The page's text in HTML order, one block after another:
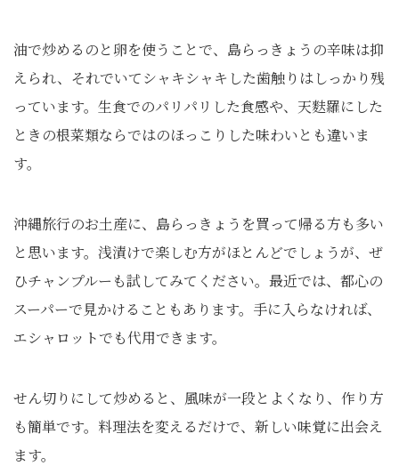
油で炒めるのと卵を使うことで、島らっきょうの辛味は抑
えられ、それでいてシャキシャキした歯触りはしっかり残
っています。生食でのパリパリした食感や、天麩羅にした
ときの根菜類ならではのほっこりした味わいとも違いま
す。
沖縄旅行のお土産に、島らっきょうを買って帰る方も多い
と思います。浅漬けで楽しむ方がほとんどでしょうが、ぜ
ひチャンプルーも試してみてください。最近では、都心の
スーパーで見かけることもあります。手に入らなければ、
エシャロットでも代用できます。
せん切りにして炒めると、風味が一段とよくなり、作り方
も簡単です。料理法を変えるだけで、新しい味覚に出会え
ます。